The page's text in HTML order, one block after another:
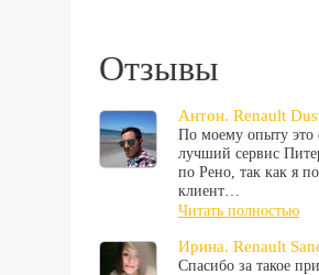
Отзывы
Антон. Renault
По моему опыту это
лучший сервис
по Рено, так как я
клиент…
Читать полностью
Ирина. Renault
Спасибо за такое